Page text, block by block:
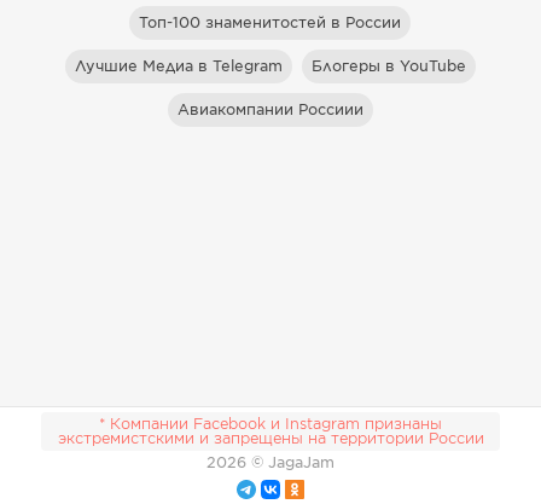
Топ-100 знаменитостей в России
Лучшие Медиа в Telegram Блогеры в YouTube
Авиакомпании Россиии
* Компании Facebook и Instagram признаны
экстремистскими и запрещены на территории России
2026 © JagaJam